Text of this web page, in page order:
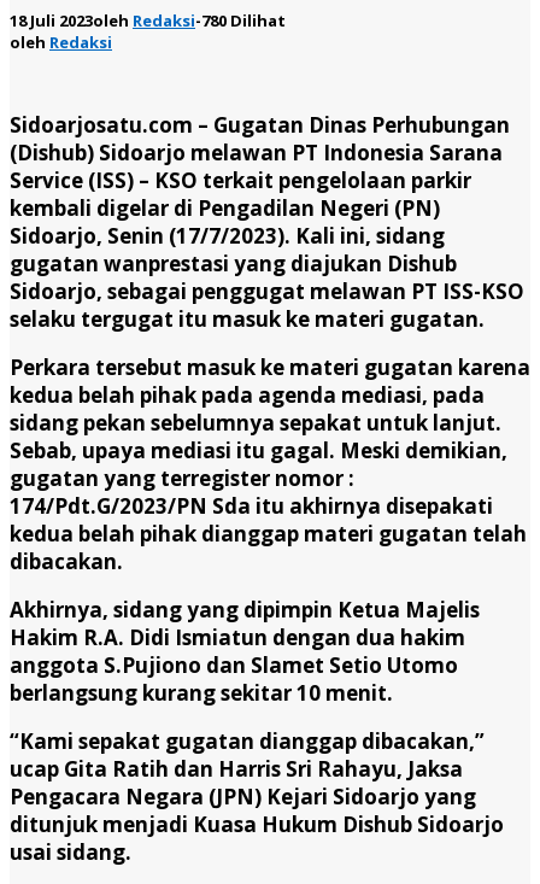
18 Juli 2023oleh Redaksi-780 Dilihat
oleh Redaksi
Sidoarjosatu.com – Gugatan Dinas Perhubungan
(Dishub) Sidoarjo melawan PT Indonesia Sarana
Service (ISS) – KSO terkait pengelolaan parkir
kembali digelar di Pengadilan Negeri (PN)
Sidoarjo, Senin (17/7/2023). Kali ini, sidang
gugatan wanprestasi yang diajukan Dishub
Sidoarjo, sebagai penggugat melawan PT ISS-KSO
selaku tergugat itu masuk ke materi gugatan.
Perkara tersebut masuk ke materi gugatan karena
kedua belah pihak pada agenda mediasi, pada
sidang pekan sebelumnya sepakat untuk lanjut.
Sebab, upaya mediasi itu gagal. Meski demikian,
gugatan yang terregister nomor :
174/Pdt.G/2023/PN Sda itu akhirnya disepakati
kedua belah pihak dianggap materi gugatan telah
dibacakan.
Akhirnya, sidang yang dipimpin Ketua Majelis
Hakim R.A. Didi Ismiatun dengan dua hakim
anggota S.Pujiono dan Slamet Setio Utomo
berlangsung kurang sekitar 10 menit.
“Kami sepakat gugatan dianggap dibacakan,”
ucap Gita Ratih dan Harris Sri Rahayu, Jaksa
Pengacara Negara (JPN) Kejari Sidoarjo yang
ditunjuk menjadi Kuasa Hukum Dishub Sidoarjo
usai sidang.